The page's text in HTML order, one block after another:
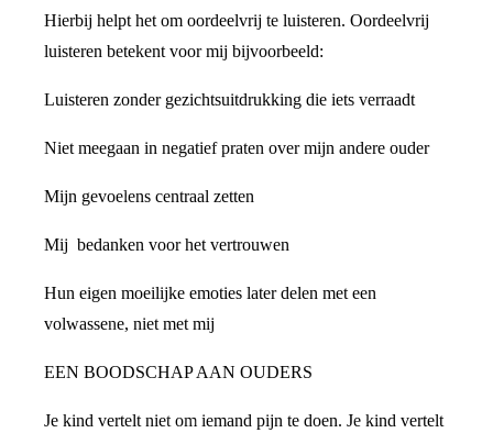
Hierbij helpt het om oordeelvrij te luisteren. Oordeelvrij
luisteren betekent voor mij bijvoorbeeld:
Luisteren zonder gezichtsuitdrukking die iets verraadt
Niet meegaan in negatief praten over mijn andere ouder
Mijn gevoelens centraal zetten
Mij bedanken voor het vertrouwen
Hun eigen moeilijke emoties later delen met een
volwassene, niet met mij
EEN BOODSCHAP AAN OUDERS
Je kind vertelt niet om iemand pijn te doen. Je kind vertelt